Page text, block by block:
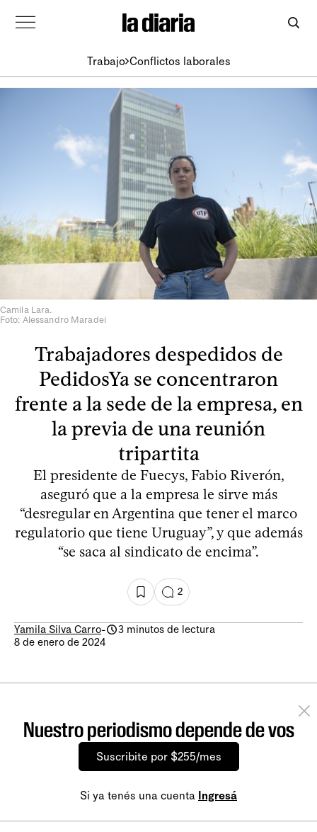
Trabajo Conflictos laborales
Camila Lara.
Foto: Alessandro Maradei
Trabajadores despedidos de
PedidosYa se concentraron
frente a la sede de la empresa, en
la previa de una reunión
tripartita
El presidente de Fuecys, Fabio Riverón,
aseguró que a la empresa le sirve más
“desregular en Argentina que tener el marco
regulatorio que tiene Uruguay”, y que además
“se saca al sindicato de encima”.
2
Yamila Silva Carro-
3 minutos de lectura
8 de enero de 2024
Nuestro periodismo depende de vos
Suscribite por $255/mes
Si ya tenés una cuenta Ingresá